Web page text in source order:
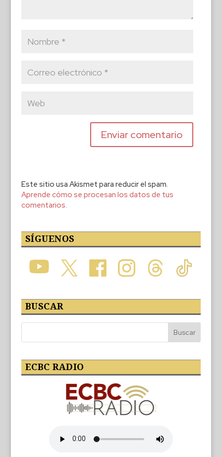
Este sitio usa Akismet para reducir el spam.
Aprende cómo se procesan los datos de tus
comentarios.
SÍGUENOS
BUSCAR
ECBC RADIO